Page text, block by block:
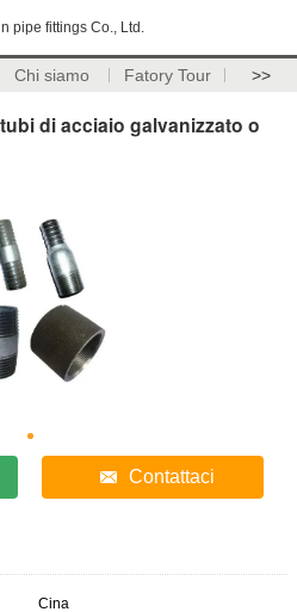
pipe fittings Co., Ltd.
Chi siamo Fatory Tour >>
di acciaio galvanizzato o
Contattaci
Cina